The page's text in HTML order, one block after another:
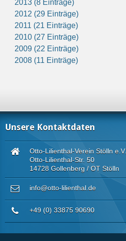
2013 (8 Einträge)
2012 (29 Einträge)
2011 (21 Einträge)
2010 (27 Einträge)
2009 (22 Einträge)
2008 (11 Einträge)
Unsere Kontaktdaten
Otto-Lilienthal-Verein Stölln e.V.
Otto-Lilienthal-Str. 50
14728 Gollenberg / OT Stölln
info@otto-lilienthal.de
+49 (0) 33875 90690